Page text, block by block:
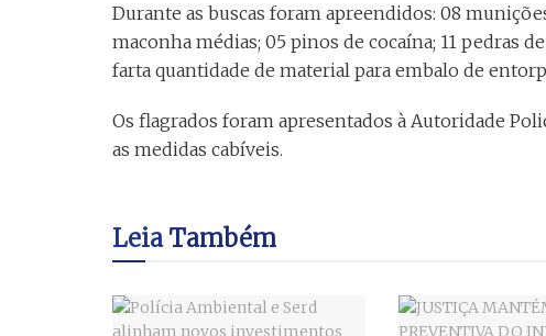
Durante as buscas foram apreendidos: 08
maconha médias; 05 pinos de cocaína; 11 pedras
farta quantidade de material para embalo de
Os flagrados foram apresentados à Autoridade
as medidas cabíveis.
LeiaTambém